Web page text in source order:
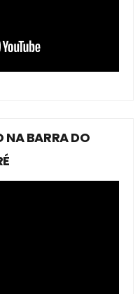
NA BARRA DO